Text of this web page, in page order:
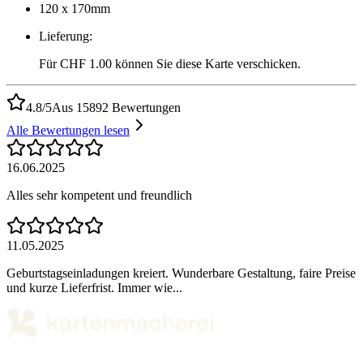
120 x 170mm
Lieferung:
Für CHF 1.00 können Sie diese Karte verschicken.
4.8/5Aus 15892 Bewertungen
Alle Bewertungen lesen
16.06.2025
Alles sehr kompetent und freundlich
11.05.2025
Geburtstagseinladungen kreiert. Wunderbare Gestaltung, faire Preise
und kurze Lieferfrist. Immer wie...